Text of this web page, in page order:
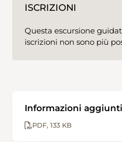
ISCRIZIONI
Questa escursione
iscrizioni non sono più
Informazioni
PDF 133 KB